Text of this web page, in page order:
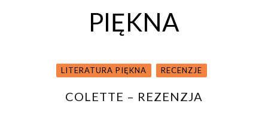
PIĘKNA
LITERATURA PIĘKNA RECENZJE
COLETTE – REZENZJA